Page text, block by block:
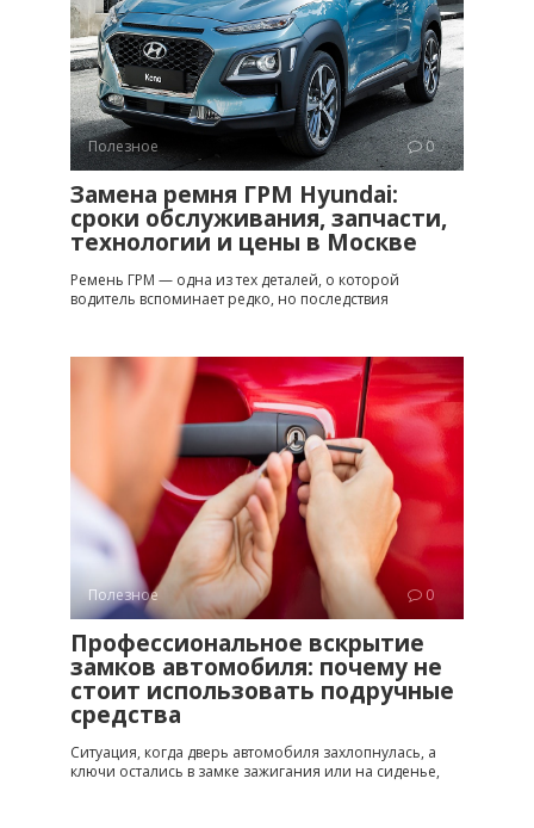
Полезное 0
Замена ремня ГРМ Hyundai:
сроки обслуживания, запчасти,
технологии и цены в Москве
Ремень ГРМ — одна из тех деталей, о которой
водитель вспоминает редко, но последствия
Полезное 0
Профессиональное вскрытие
замков автомобиля: почему не
стоит использовать подручные
средства
Ситуация, когда дверь автомобиля захлопнулась, а
ключи остались в замке зажигания или на сиденье,